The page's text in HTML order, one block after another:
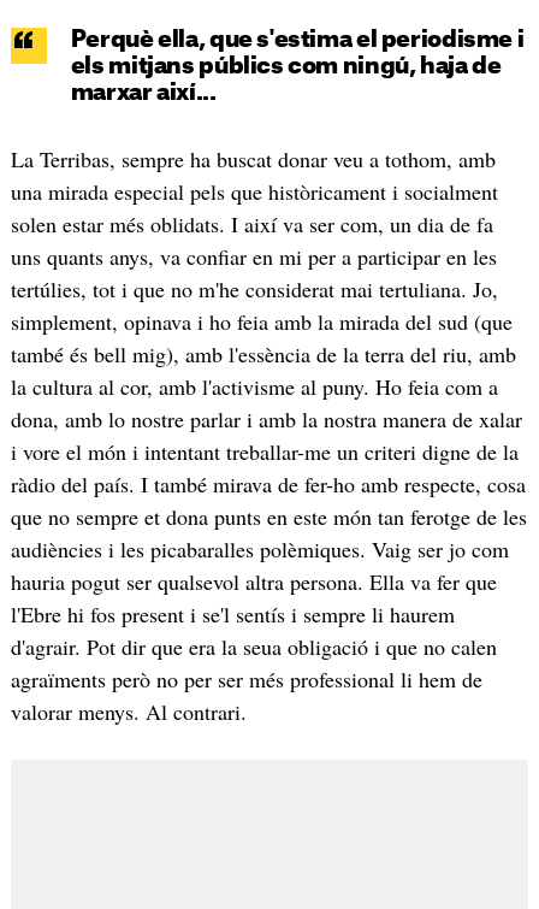
Perquè ella, que s'estima el periodisme i
els mitjans públics com ningú, haja de
marxar així...
La Terribas, sempre ha buscat donar veu a tothom, amb
una mirada especial pels que històricament i socialment
solen estar més oblidats. I així va ser com, un dia de fa
uns quants anys, va confiar en mi per a participar en les
tertúlies, tot i que no m'he considerat mai tertuliana. Jo,
simplement, opinava i ho feia amb la mirada del sud (que
també és bell mig), amb l'essència de la terra del riu, amb
la cultura al cor, amb l'activisme al puny. Ho feia com a
dona, amb lo nostre parlar i amb la nostra manera de xalar
i vore el món i intentant treballar-me un criteri digne de la
ràdio del país. I també mirava de fer-ho amb respecte, cosa
que no sempre et dona punts en este món tan ferotge de les
audiències i les picabaralles polèmiques. Vaig ser jo com
hauria pogut ser qualsevol altra persona. Ella va fer que
l'Ebre hi fos present i se'l sentís i sempre li haurem
d'agrair. Pot dir que era la seua obligació i que no calen
agraïments però no per ser més professional li hem de
valorar menys. Al contrari.